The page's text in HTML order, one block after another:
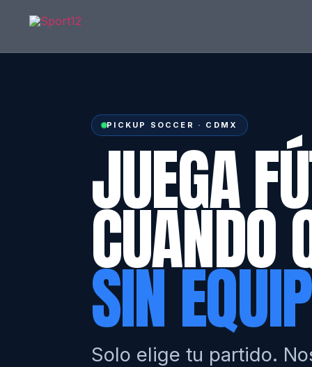
PICKUP SOCCER · CDMX
JUEGA
CUANDO
SIN
Solo elige tu partido.